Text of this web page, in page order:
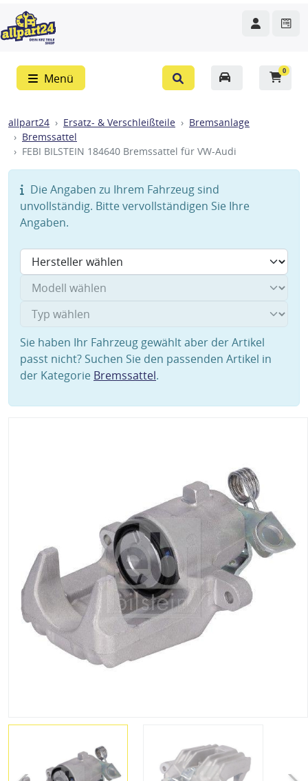
Menü
0
allpart24 Ersatz- & Verschleißteile
Bremsanlage
Bremssattel
FEBI BILSTEIN 184640 Bremssattel für VW-Audi
Die Angaben zu Ihrem Fahrzeug sind
unvollständig. Bitte vervollständigen Sie Ihre
Angaben.
Sie haben Ihr Fahrzeug gewählt aber der Artikel
passt nicht? Suchen Sie den passenden Artikel in
der Kategorie Bremssattel.